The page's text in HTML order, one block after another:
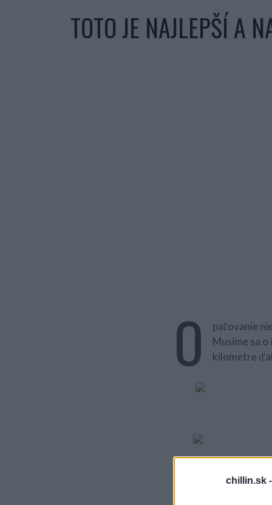
chillin.sk -
TOTO JE NAJLEPŠÍ A
O
paľovanie
Musíme sa
kilometre